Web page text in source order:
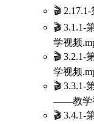
🎬
🎬 3.1.1-
学视频
🎬 3.2.1-
学视频
🎬 3.3.1-
——教学
🎬 3.4.1-